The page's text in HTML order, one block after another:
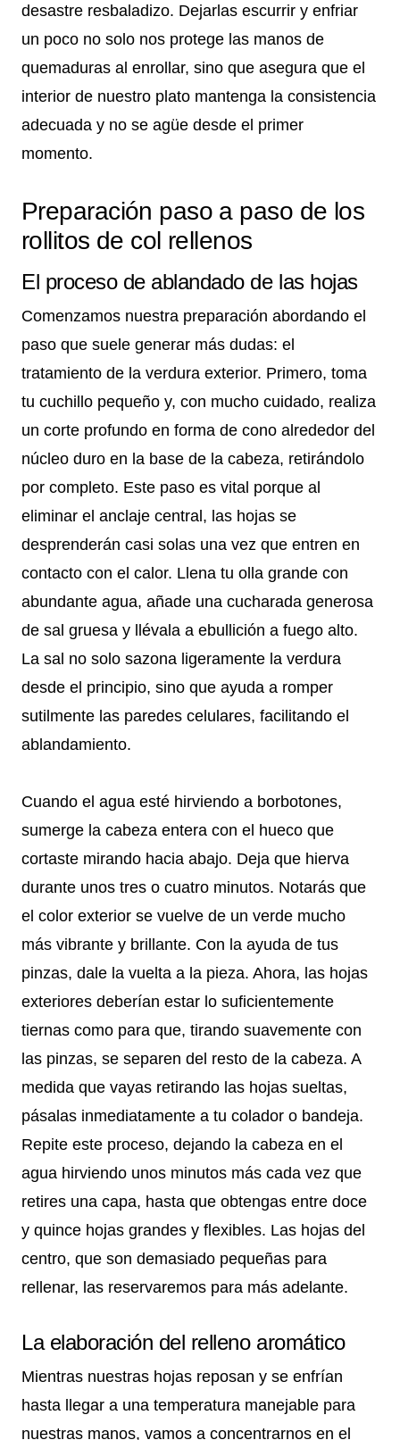
desastre resbaladizo. Dejarlas escurrir y enfriar
un poco no solo nos protege las manos de
quemaduras al enrollar, sino que asegura que el
interior de nuestro plato mantenga la consistencia
adecuada y no se agüe desde el primer
momento.
Preparación paso a paso de los
rollitos de col rellenos
El proceso de ablandado de las hojas
Comenzamos nuestra preparación abordando el
paso que suele generar más dudas: el
tratamiento de la verdura exterior. Primero, toma
tu cuchillo pequeño y, con mucho cuidado, realiza
un corte profundo en forma de cono alrededor del
núcleo duro en la base de la cabeza, retirándolo
por completo. Este paso es vital porque al
eliminar el anclaje central, las hojas se
desprenderán casi solas una vez que entren en
contacto con el calor. Llena tu olla grande con
abundante agua, añade una cucharada generosa
de sal gruesa y llévala a ebullición a fuego alto.
La sal no solo sazona ligeramente la verdura
desde el principio, sino que ayuda a romper
sutilmente las paredes celulares, facilitando el
ablandamiento.
Cuando el agua esté hirviendo a borbotones,
sumerge la cabeza entera con el hueco que
cortaste mirando hacia abajo. Deja que hierva
durante unos tres o cuatro minutos. Notarás que
el color exterior se vuelve de un verde mucho
más vibrante y brillante. Con la ayuda de tus
pinzas, dale la vuelta a la pieza. Ahora, las hojas
exteriores deberían estar lo suficientemente
tiernas como para que, tirando suavemente con
las pinzas, se separen del resto de la cabeza. A
medida que vayas retirando las hojas sueltas,
pásalas inmediatamente a tu colador o bandeja.
Repite este proceso, dejando la cabeza en el
agua hirviendo unos minutos más cada vez que
retires una capa, hasta que obtengas entre doce
y quince hojas grandes y flexibles. Las hojas del
centro, que son demasiado pequeñas para
rellenar, las reservaremos para más adelante.
La elaboración del relleno aromático
Mientras nuestras hojas reposan y se enfrían
hasta llegar a una temperatura manejable para
nuestras manos, vamos a concentrarnos en el